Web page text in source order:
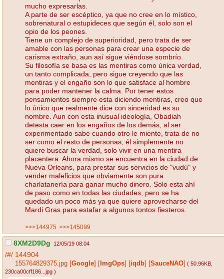
mucho expresarlas.
A parte de ser escéptico, ya que no cree en lo místico,
sobrenatural o estupideces que según él, solo son el
opio de los peones.
Tiene un complejo de superioridad, pero trata de ser
amable con las personas para crear una especie de
carisma extraño, aun así sigue viéndose sombrío.
Su filosofía se basa es las mentiras como única verdad,
un tanto complicada, pero sigue creyendo que las
mentiras y el engaño son lo que satisface al hombre
para poder mantener la calma. Por tener estos
pensamientos siempre esta diciendo mentiras, creo que
lo único que realmente dice con sinceridad es su
nombre. Aun con esta inusual ideología, Obadiah
detesta caer en los engaños de los demás, al ser
experimentado sabe cuando otro le miente, trata de no
ser como el resto de personas, él simplemente no
quiere buscar la verdad, solo vivir en una mentira
placentera. Ahora mismo se encuentra en la ciudad de
Nueva Orleans, para prestar sus servicios de "vudú" y
vender maleficios que obviamente son pura
charlatanería para ganar mucho dinero. Solo esta ahí
de paso como en todas las ciudades, pero se ha
quedado un poco más ya que quiere aprovecharse del
Mardi Gras para estafar a algunos tontos fiesteros.
>>>144975 >>>145099
8XM2D9Dg 12/05/19 08:04
/#/ 144904
155764829375.jpg Google ImgOps iqdb SauceNAO ( 50.96KB
230ca00cff186...jpg )